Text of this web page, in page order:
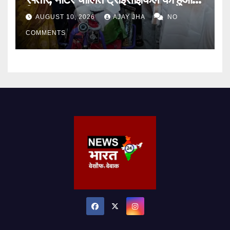
वितरण
AUGUST 10, 2026 AJAY JHA NO
COMMENTS